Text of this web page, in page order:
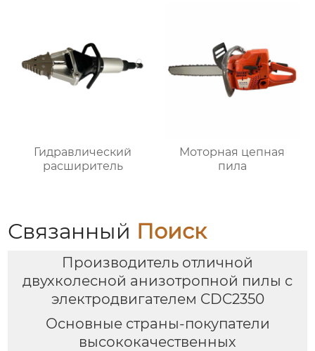
Гидравлический
расширитель
Моторная цепная
пила
Связанный Поиск
Производитель отличной
двухколесной анизотропной пилы с
электродвигателем CDC2350
Основные страны-покупатели
высококачественных